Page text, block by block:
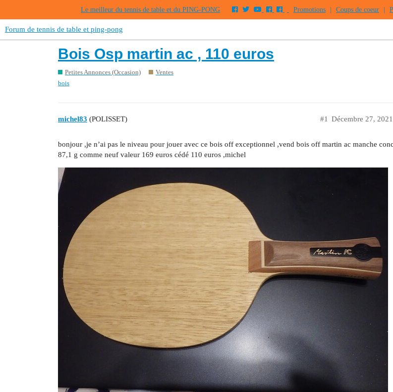
Le meilleur du tennis de table et du PING-PONG Promotions Coups de coeur
Forum de tennis de table et ping-pong
Bois Osp martin ac , 110 euros
Petites Annonces (Occasion)
Ventes
bois
michel83 (POLISSET) Décembre 27,
#1
bonjour ,je n’ai pas le niveau pour jouer avec ce bois off exceptionnel ,vend bois off martin ac manche
87,1 g comme neuf valeur 169 euros cédé 110 euros ,michel